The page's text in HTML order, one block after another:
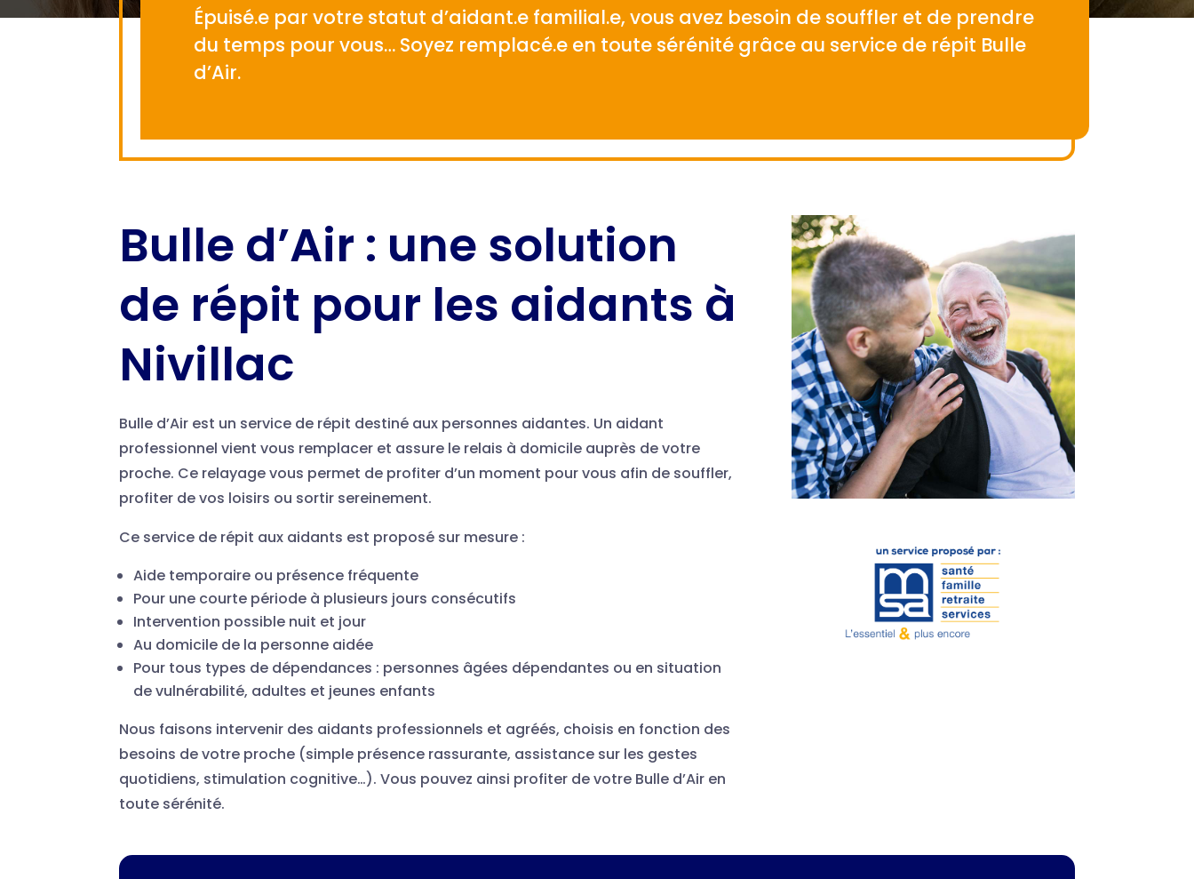
Épuisé.e par votre statut d’aidant.e familial.e, vous avez besoin de souffler et de prendre
du temps pour vous… Soyez remplacé.e en toute sérénité grâce au service de répit Bulle
d’Air.
Bulle d’Air : une solution
de répit pour les aidants à
Nivillac
Bulle d’Air est un service de répit destiné aux personnes aidantes. Un aidant
professionnel vient vous remplacer et assure le relais à domicile auprès de votre
proche. Ce relayage vous permet de profiter d’un moment pour vous afin de souffler,
profiter de vos loisirs ou sortir sereinement.
Ce service de répit aux aidants est proposé sur mesure :
Aide temporaire ou présence fréquente
Pour une courte période à plusieurs jours consécutifs
Intervention possible nuit et jour
Au domicile de la personne aidée
Pour tous types de dépendances : personnes âgées dépendantes ou en situation
de vulnérabilité, adultes et jeunes enfants
Nous faisons intervenir des aidants professionnels et agréés, choisis en fonction des
besoins de votre proche (simple présence rassurante, assistance sur les gestes
quotidiens, stimulation cognitive…). Vous pouvez ainsi profiter de votre Bulle d’Air en
toute sérénité.